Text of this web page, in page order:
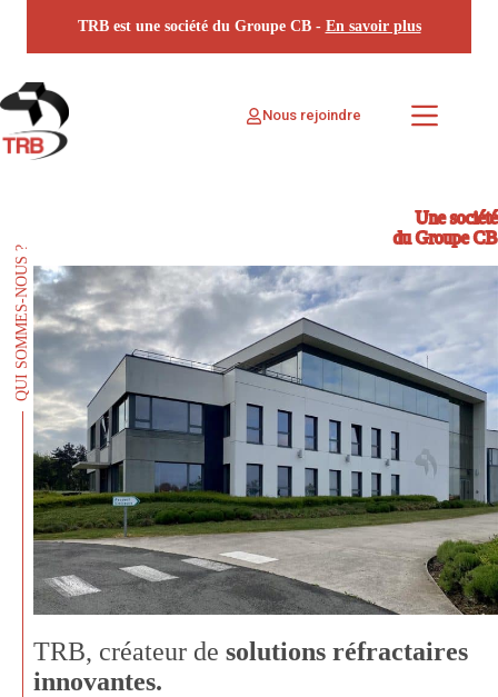
TRB est une société du Groupe CB - En savoir plus
Nous rejoindre
QUI SOMMES-NOUS ?
Une société
du Groupe CB
TRB, créateur de solutions réfractaires
innovantes.